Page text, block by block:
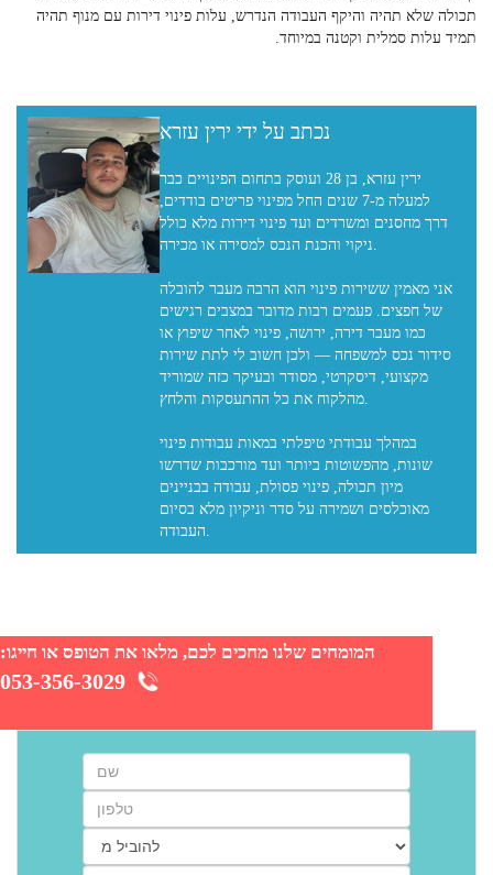
תכולה שלא תהיה והיקף העבודה הנדרש, עלות פינוי דירות עם מנוף תהיה
תמיד עלות סמלית וקטנה במיוחד.
נכתב על ידי ירין עזרא
ירין עזרא, בן 28 ועוסק בתחום הפינויים כבר
למעלה מ-7 שנים החל מפינוי פריטים בודדים,
דרך מחסנים ומשרדים ועד פינוי דירות מלא כולל
ניקוי והכנת הנכס למסירה או מכירה.
אני מאמין ששירות פינוי הוא הרבה מעבר להובלה
של חפצים. פעמים רבות מדובר במצבים רגישים
כמו מעבר דירה, ירושה, פינוי לאחר שיפוץ או
סידור נכס למשפחה — ולכן חשוב לי לתת שירות
מקצועי, דיסקרטי, מסודר ובעיקר כזה שמוריד
מהלקוח את כל ההתעסקות והלחץ.
במהלך עבודתי טיפלתי במאות עבודות פינוי
שונות, מהפשוטות ביותר ועד מורכבות שדרשו
מיון תכולה, פינוי פסולת, עבודה בבניינים
מאוכלסים ושמירה על סדר וניקיון מלא בסיום
המומחים שלנו מחכים לכם, מלאו את הטופס או חייגו:
053-356-3029